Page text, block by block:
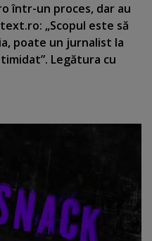
într-un proces, dar au
„Scopul este să
poate un jurnalist la
Legătura cu